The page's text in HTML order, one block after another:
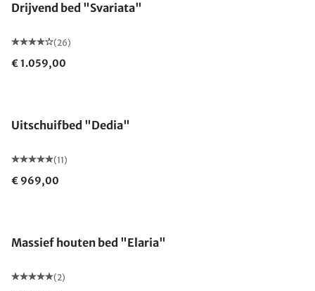
Drijvend bed "Svariata"
(26)
€ 1.059,00
Uitschuifbed "Dedia"
(11)
€ 969,00
Massief houten bed "Elaria"
(2)